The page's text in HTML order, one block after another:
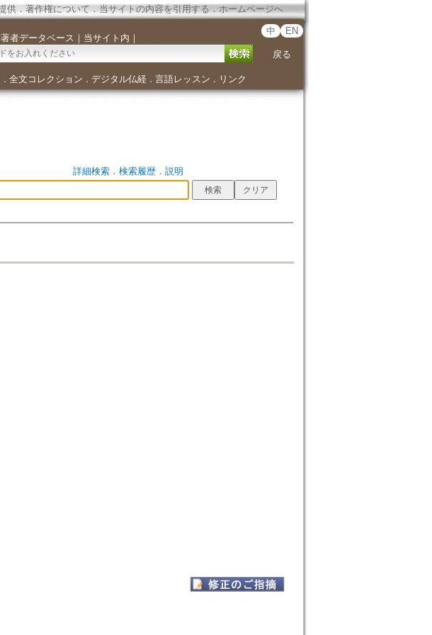
供． 著作権について．当サイトの内容を引用する ． ホームページへ
者データベース ｜ 当サイト内 ｜
中 EN
戻る
． 全文コレクション ． デジタル仏経． 言語レッスン ． リンク
詳細検索． 検索履歴． 説明